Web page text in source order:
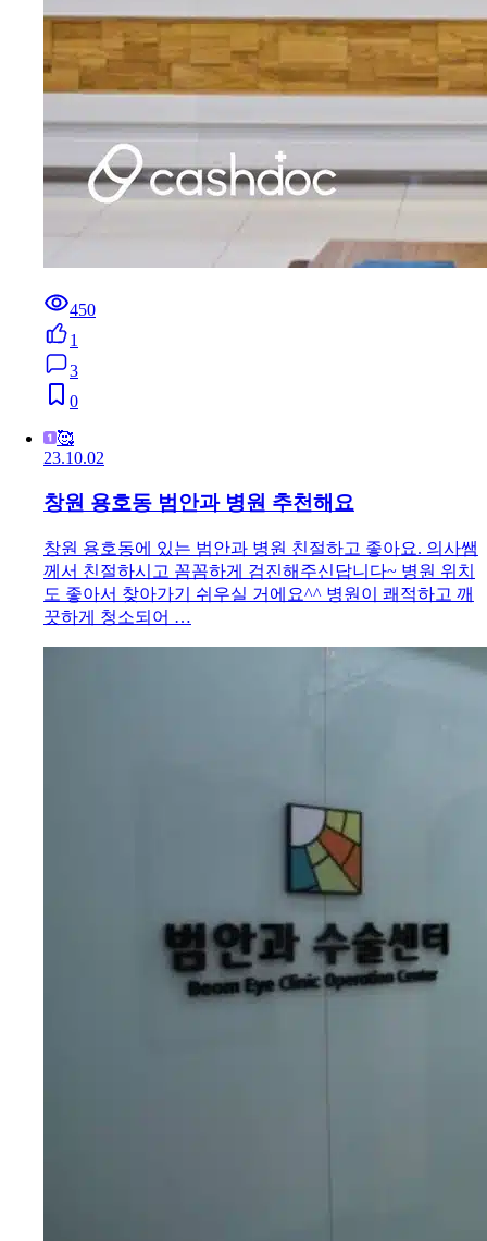
450
1
3
0
🥰
23.10.02
창원 용호동 범안과 병원 추천해요
창원 용호동에 있는 범안과 병원 친절하고 좋아요. 의사쌤
께서 친절하시고 꼼꼼하게 검진해주신답니다~ 병원 위치
도 좋아서 찾아가기 쉬우실 거에요^^ 병원이 쾌적하고 깨
끗하게 청소되어 …